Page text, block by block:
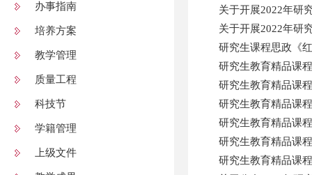
办事指南
培养方案
教学管理
质量工程
科技节
学籍管理
上级文件
关于开展2022年研
关于开展2022年研
研究生课程思政《
研究生教育精品课
研究生教育精品课
研究生教育精品课
研究生教育精品课
研究生教育精品课
研究生教育精品课